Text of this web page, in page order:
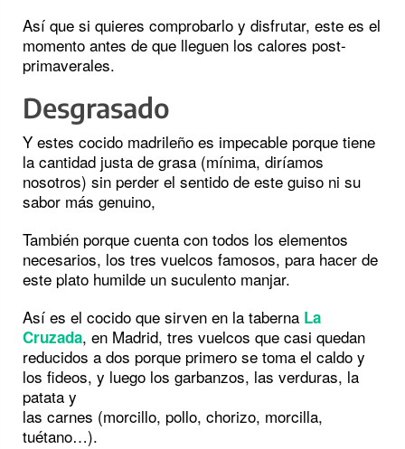
Así que si quieres comprobarlo y disfrutar, este es el
momento antes de que lleguen los calores post-
primaverales.
Desgrasado
Y estes cocido madrileño es impecable porque tiene
la cantidad justa de grasa (mínima, diríamos
nosotros) sin perder el sentido de este guiso ni su
sabor más genuino,
También porque cuenta con todos los elementos
necesarios, los tres vuelcos famosos, para hacer de
este plato humilde un suculento manjar.
Así es el cocido que sirven en la taberna La
Cruzada, en Madrid, tres vuelcos que casi quedan
reducidos a dos porque primero se toma el caldo y
los fideos, y luego los garbanzos, las verduras, la
patata y
las carnes (morcillo, pollo, chorizo, morcilla,
tuétano…).